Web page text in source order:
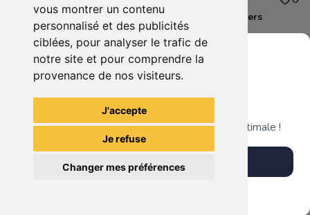
vous montrer un contenu
personnalisé et des publicités
ciblées, pour analyser le trafic de
notre site et pour comprendre la
provenance de nos visiteurs.
J'accepte
Je refuse
Changer mes préférences
Destiny 2 Xbox one Steelbook Avengers
Voir tous les articles du vendeur
Grenier du Geek
Télécharge notre app pour une expérience optimale !
Télécharger l'app